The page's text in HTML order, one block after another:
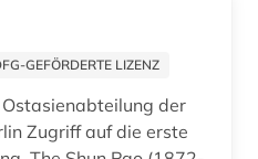
GEFÖRDERTE LIZENZ
der
Zugriff auf die erste